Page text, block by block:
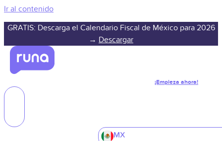
Ir al contenido
GRATIS: Descarga el Calendario Fiscal de México para 2026
→ Descargar
¡Empieza ahora!
MX